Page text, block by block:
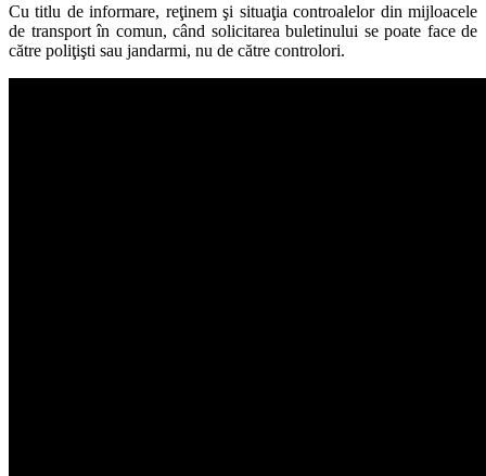
Cu titlu de informare, reţinem şi situaţia controalelor din mijloacele
de transport în comun, când solicitarea buletinului se poate face de
către poliţişti sau jandarmi, nu de către controlori.